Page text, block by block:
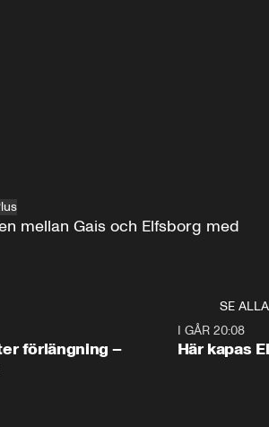
mellan Gais och Elfsborg med
SE ALLA
förlängning –
I GÅR 20:08
Här kapas